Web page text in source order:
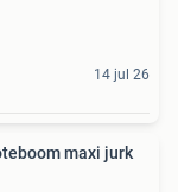
14 jul 26
maxi jurk